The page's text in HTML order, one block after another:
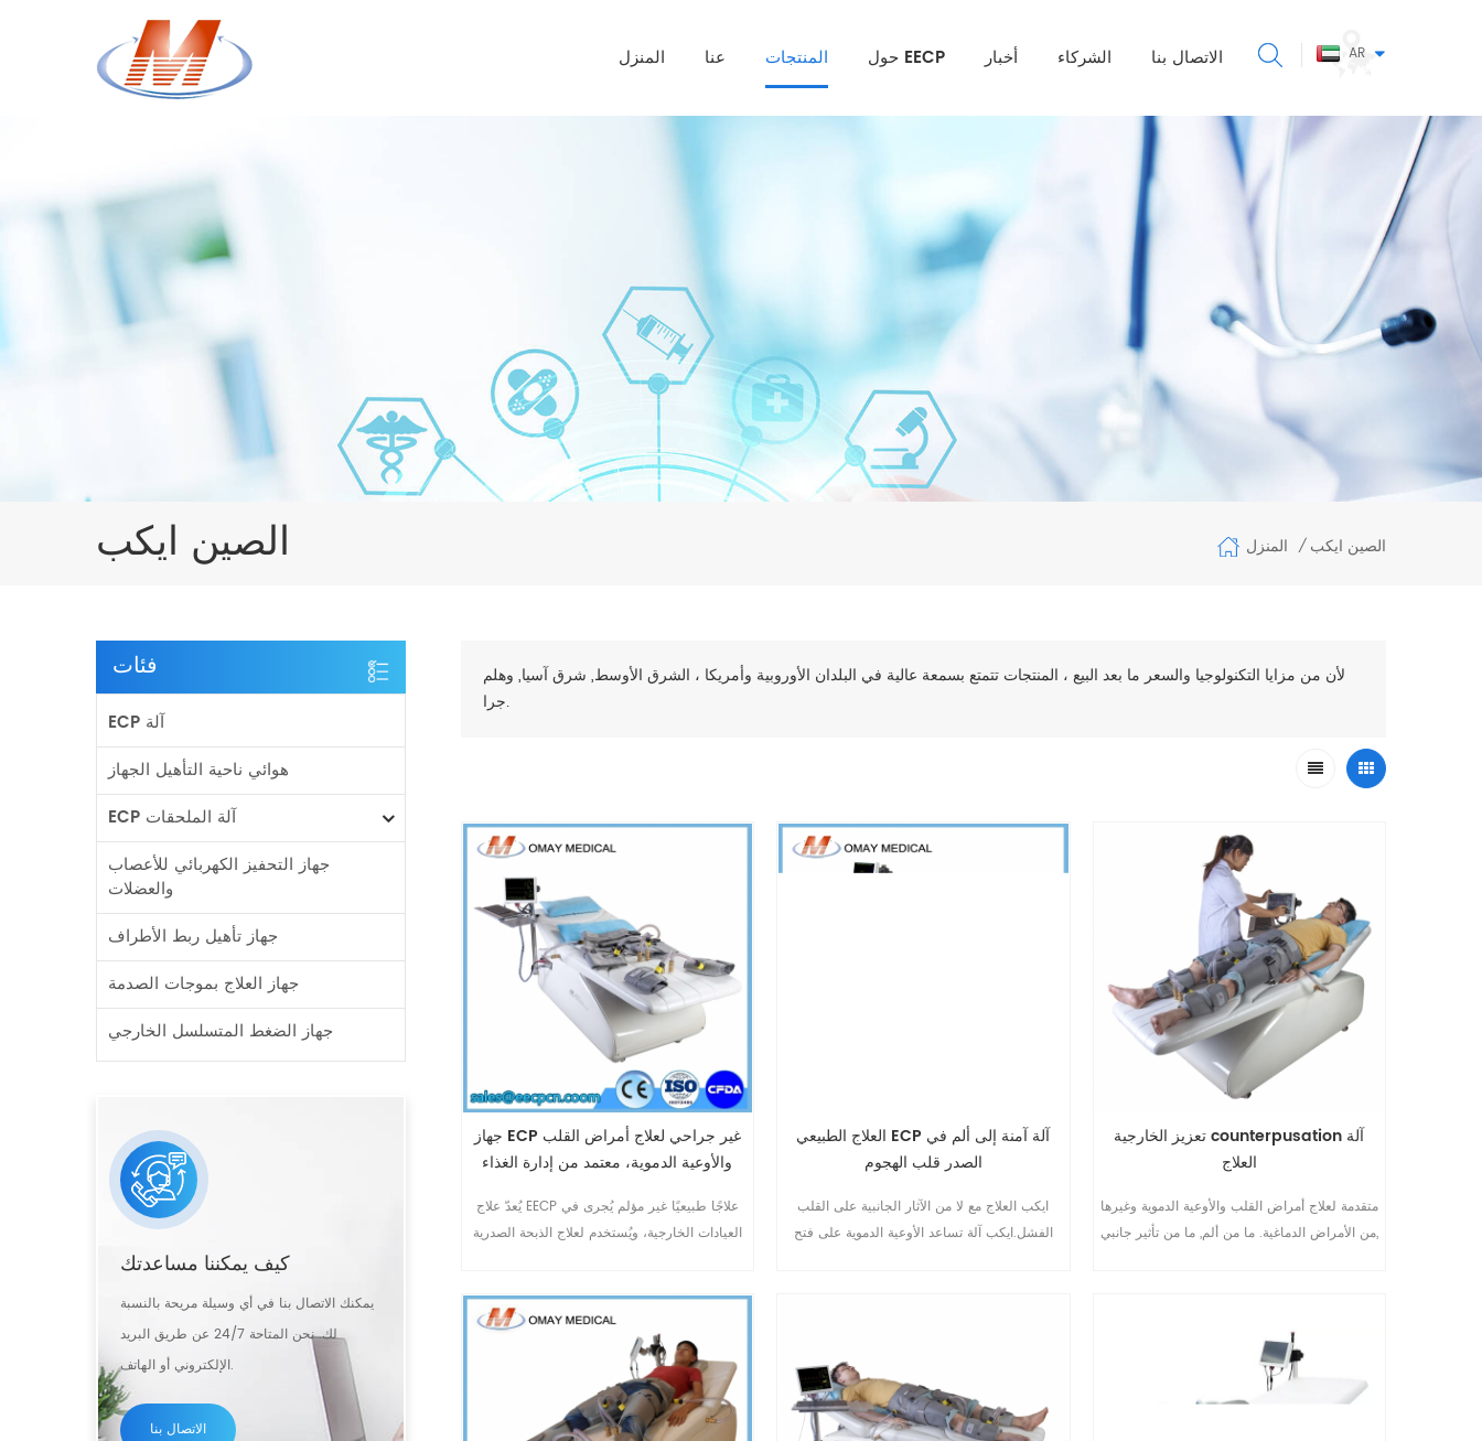
AR المنزل عنا المنتجات حول EECP أخبار الشركاء الاتصال بنا
الصين ايكب المنزل / الصين ايكب
فئات
ECP آلة
هوائي ناحية التأهيل الجهاز
ECP آلة الملحقات
جهاز التحفيز الكهربائي للأعصاب
والعضلات
جهاز تأهيل ربط الأطراف
جهاز العلاج بموجات الصدمة
جهاز الضغط المتسلسل الخارجي
كيف يمكننا مساعدتك
يمكنك الاتصال بنا في أي وسيلة مريحة بالنسبة
لك. نحن المتاحة 24/7 عن طريق البريد
الإلكتروني أو الهاتف.
الاتصال بنا
لأن من مزايا التكنولوجيا والسعر ما بعد البيع ، المنتجات تتمتع بسمعة عالية في البلدان الأوروبية وأمريكا ، الشرق الأوسط, شرق آسيا, وهلم
جرا.
جهاز ECP غير جراحي لعلاج أمراض القلب
والأوعية الدموية، معتمد من إدارة الغذاء
يُعدّ علاج EECP علاجًا طبيعيًا غير مؤلم يُجرى في
العيادات الخارجية، ويُستخدم لعلاج الذبحة الصدرية
يُخفف علاج ECP من أعراض أمراض القلب
والأوعية الدموية الإقفارية الأخرى، مثل خلل وظائف
البطين الأيسر، وداء السكري، وأمراض الأوعية
الدموية الدماغية، وأمراض الأوعية الدم10
العلاج الطبيعي ECP آلة آمنة إلى ألم في
الصدر قلب الهجوم
ايكب العلاج مع لا من الآثار الجانبية على القلب
الفشل.ايكب آلة تساعد الأوعية الدموية على فتح
ايكب المصنعة مع أكثر من 10 عاما الخبرات في
ايكب المجال.رائدة في ايكب.العلاج الطبيعي ايكب
10
تعزيز الخارجية counterpusation آلة
العلاج
متقدمة لعلاج أمراض القلب والأوعية الدموية وغيرها
من الأمراض الدماغية. ما من ألم, ما من تأثير جانبي,